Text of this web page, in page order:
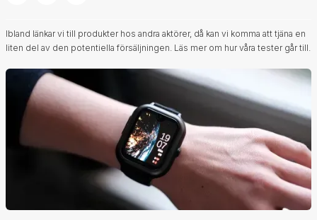
Ibland länkar vi till produkter hos andra aktörer, då kan vi komma att tjäna en
liten del av den potentiella försäljningen. Läs mer om hur våra tester går till.